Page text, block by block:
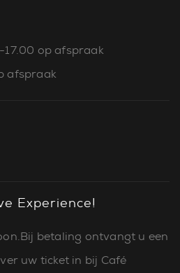
op afspraak
afspraak
Experience!
betaling ontvangt u een
uw ticket in bij Café